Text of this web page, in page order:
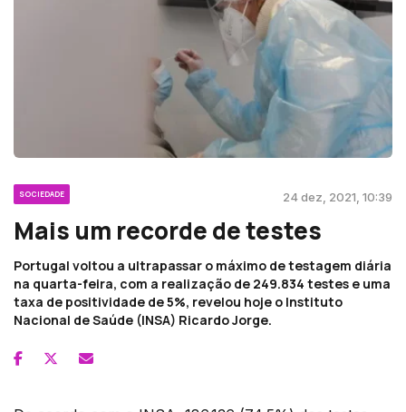
SOCIEDADE 24 dez, 2021, 10:39
Mais um recorde de testes
Portugal voltou a ultrapassar o máximo de testagem diária
na quarta-feira, com a realização de 249.834 testes e uma
taxa de positividade de 5%, revelou hoje o Instituto
Nacional de Saúde (INSA) Ricardo Jorge.